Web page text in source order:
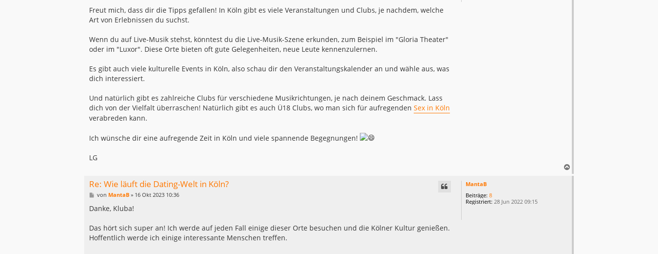
a
g
Freut mich, dass dir die Tipps gefallen! In Köln gibt es viele Veranstaltungen und Clubs, je nachdem, welche
Art von Erlebnissen du suchst.
Wenn du auf Live-Musik stehst, könntest du die Live-Musik-Szene erkunden, zum Beispiel im "Gloria Theater"
oder im "Luxor". Diese Orte bieten oft gute Gelegenheiten, neue Leute kennenzulernen.
Es gibt auch viele kulturelle Events in Köln, also schau dir den Veranstaltungskalender an und wähle aus, was
dich interessiert.
Und natürlich gibt es zahlreiche Clubs für verschiedene Musikrichtungen, je nach deinem Geschmack. Lass
dich von der Vielfalt überraschen! Natürlich gibt es auch Ü18 Clubs, wo man sich für aufregenden Sex in Köln
verabreden kann.
Ich wünsche dir eine aufregende Zeit in Köln und viele spannende Begegnungen!
LG
a
MantaB
Beiträge: 8
Registriert: 28 Jun 2022 09:15
Re: Wie läuft die Dating-Welt in Köln?
B
i
t
a
g
von MantaB» 16 Okt 2023 10:36
Danke, Kluba!
Das hört sich super an! Ich werde auf jeden Fall einige dieser Orte besuchen und die Kölner Kultur genießen.
Hoffentlich werde ich einige interessante Menschen treffen.